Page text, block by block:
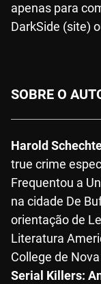
apenas para
DarkSide (site)
SOBRE O
Harold
true crime
Frequentou a
na cidade De
orientação de
Literatura
College de
Serial Killers: